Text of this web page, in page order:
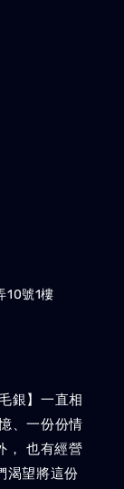
10號1樓
銀】一直相
、一份份情
， 也有經營
渴望將這份